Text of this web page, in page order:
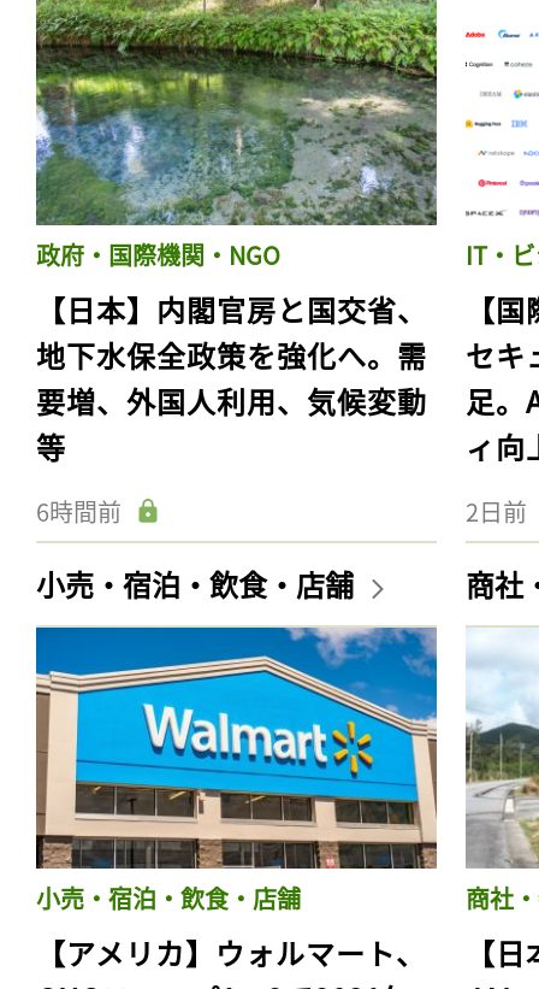
政府・国際機関・NGO
【日本】内閣官房と国交省、
地下水保全政策を強化へ。需
要増、外国人利用、気候変動
等
6時間前
IT・
【
セキ
足。
ィ向
2日前
小売・宿泊・飲食・店舗
小売・宿泊・飲食・店舗
【アメリカ】ウォルマート、
商社
商社
【